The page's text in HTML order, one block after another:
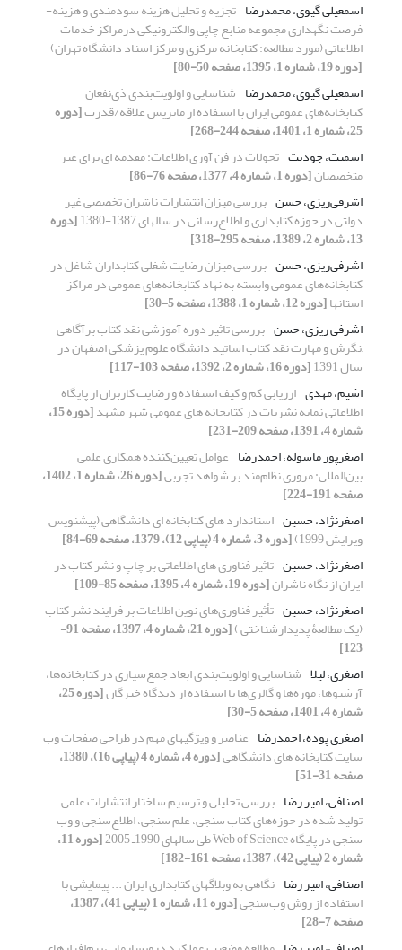
اسمعیلی گیوی، محمدرضا تجزیه و تحلیل هزینه سودمندی و هزینه-
فرصت نگهداری مجموعه منابع چاپی والکترونیکی درمراکز خدمات
اطلاعاتی (مورد مطالعه: کتابخانه مرکزی و مرکز اسناد دانشگاه تهران)
[دوره 19، شماره 1، 1395، صفحه 50-80]
اسمعیلی گیوی، محمدرضا شناسایی و اولویت‌بندی ذی‌نفعان
کتابخانه‌های عمومی ایران با استفاده از ماتریس علاقه/قدرت[دوره
25، شماره 1، 1401، صفحه 244-268]
اسمیت، جودیت تحولات در فن آوری اطلاعات: مقدمه ای برای غیر
متخصصان[دوره 1، شماره 4، 1377، صفحه 76-86]
اشرفی‌ریزی، حسن بررسی میزان انتشارات ناشران تخصصی غیر
دولتی در حوزه کتابداری و اطلاع‌رسانی در سالهای 1387-1380 [دوره
13، شماره 2، 1389، صفحه 295-318]
اشرفی‌ریزی، حسن بررسی میزان رضایت شغلی کتابداران شاغل در
کتابخانه‌های عمومی وابسته به نهاد کتابخانه‌های عمومی در مراکز
استانها[دوره 12، شماره 1، 1388، صفحه 5-30]
اشرفی ریزی، حسن بررسی تاثیر دوره آموزشی نقد کتاب برآگاهی
,نگرش و مهارت نقد کتاب اساتید دانشگاه علوم پزشکی اصفهان در
سال 1391
[دوره 16، شماره 2، 1392، صفحه 103-117]
اشیم، مهدی ارزیابی کم و کیف استفاده و رضایت کاربران از پایگاه
اطلاعاتی نمایه نشریات در کتابخانه های عمومی شهر مشهد [دوره 15،
شماره 4، 1391، صفحه 209-231]
اصغرپور ماسوله، احمدرضا عوامل تعیین‌کننده همکاری علمی
بین‌المللی: مروری نظام‌مند بر شواهد تجربی [دوره 26، شماره 1، 1402،
صفحه 191-224]
اصغرنژاد، حسین استاندارد های کتابخانه ای دانشگاهی (پیشنویس
ویرایش 1999)
[دوره 3، شماره 4 (پیاپی 12)، 1379، صفحه 69-84]
اصغرنژاد، حسین تاثیر فناوری های اطلاعاتی بر چاپ و نشر کتاب در
ایران از نگاه ناشران[دوره 19، شماره 4، 1395، صفحه 85-109]
اصغرنژاد، حسین تأثیر فناوری‌های نوین اطلاعات بر فرایند نشر کتاب
(یک مطالعۀ پدیدارشناختی ) [دوره 21، شماره 4، 1397، صفحه 91-
123]
اصغری، لیلا شناسایی و اولویت‌بندی ابعاد جمع‌سپاری در کتابخانه‌ها،
آرشیوها، موزه‌ها و گالری‌ها با استفاده از دیدگاه خبرگان [دوره 25،
شماره 4، 1401، صفحه 5-30]
اصغری پوده، احمدرضا عناصر و ویژگیهای مهم در طراحی صفحات وب
سایت کتابخانه های دانشگاهی [دوره 4، شماره 4 (پیاپی 16)، 1380،
صفحه 31-51]
اصنافی، امیر رضا بررسی تحلیلی و ترسیم ساختار انتشارات علمی
تولید شده در حوزه‌های کتاب‌ سنجی، علم‌ سنجی، اطلاع‌‌سنجی و وب‌
سنجی در پایگاه Web of Science طی سالهای 1990ـ 2005 [دوره 11،
شماره 2 (پیاپی 42)، 1387، صفحه 161-182]
اصنافی، امیر رضا نگاهی به وبلاگهای کتابداری ایران ... پیمایشی با
استفاده از روش وب‌سنجی [دوره 11، شماره 1 (پیاپی 41)، 1387،
صفحه 7-28]